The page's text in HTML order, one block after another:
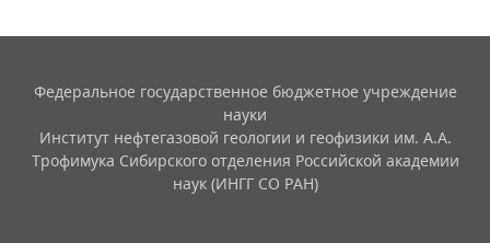
Федеральное государственное бюджетное учреждение
науки
Институт нефтегазовой геологии и геофизики им. А.А.
Трофимука Сибирского отделения Российской академии
наук (ИНГГ СО РАН)